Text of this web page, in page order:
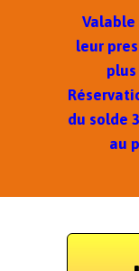
leur
du solde
au